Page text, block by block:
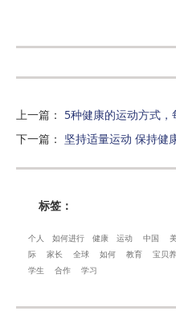
上一篇 ： 5种健康的运动方式，
下一篇 ： 坚持适量运动 保持健
标签：
个人 如何进行 健康 运动 中国
际
家长 全球 如何 教育 宝贝
学生
合作 学习